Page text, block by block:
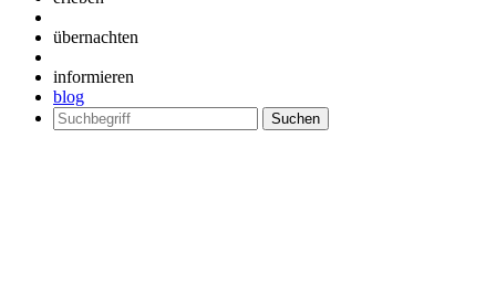
übernachten
informieren
blog
Suchen
nach: